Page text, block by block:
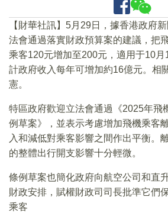
【財華社訊】5月29日，據香港政府
法會通過落實財政預算案的建議，把
乘客120元增加至200元，適用于10
計政府收入每年可增加約16億元。相
憲。
特區政府歡迎立法會通過《2025年飛
例草案》，並表示考慮增加飛機乘客
入和減低對乘客影響之間作出平衡。
的整體出行開支影響十分輕微。
條例草案也簡化政府向航空公司和直
財政安排，賦權財政司司長批準它們
乘客